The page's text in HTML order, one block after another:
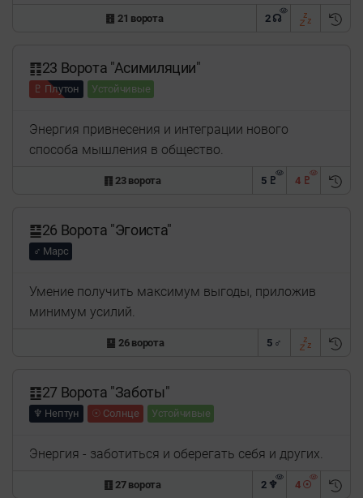
䷔ 21 ворота 2 ☊
䷖23 Ворота "Асимиляции"
♇ Плутон Устойчивые
Энергия привнесения и интеграции нового
способа мышления в общество.
䷖ 23 ворота 5 ♇ 4 ♇
䷙26 Ворота "Эгоиста"
♂ Марс
Умение получить максимум выгоды, приложив
минимум усилий.
䷙ 26 ворота 5 ♂
䷚27 Ворота "Заботы"
♆ Нептун ☉ Солнце Устойчивые
Энергия - заботиться и оберегать себя и других.
䷚ 27 ворота 2 ♆ 4 ☉